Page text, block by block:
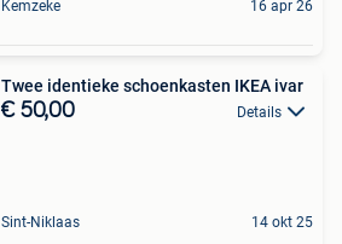
Kemzeke 16 apr 26
Twee identieke schoenkasten IKEA ivar
€ 50,00 Details
Sint-Niklaas 14 okt 25